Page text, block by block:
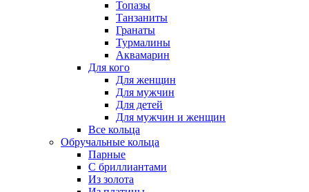
Топазы
Танзаниты
Гранаты
Турмалины
Аквамарин
Для кого
Для женщин
Для мужчин
Для детей
Для мужчин и женщин
Все кольца
Обручальные кольца
Парные
С бриллиантами
Из золота